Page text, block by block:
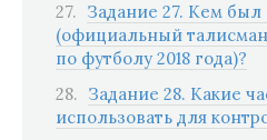
Задание 27. Кем был
(официальный
по футболу 2018 года)?
Задание 28. Какие
использовать для